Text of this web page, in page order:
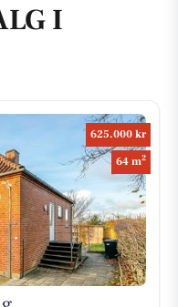
I
625.000 kr
64 m2